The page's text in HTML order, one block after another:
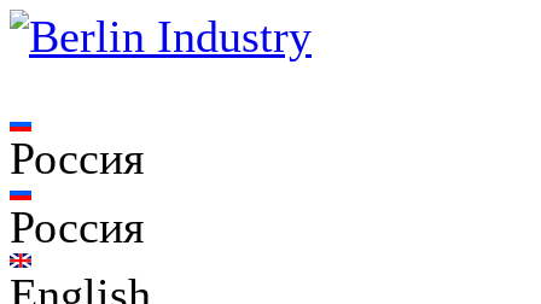
Россия
Россия